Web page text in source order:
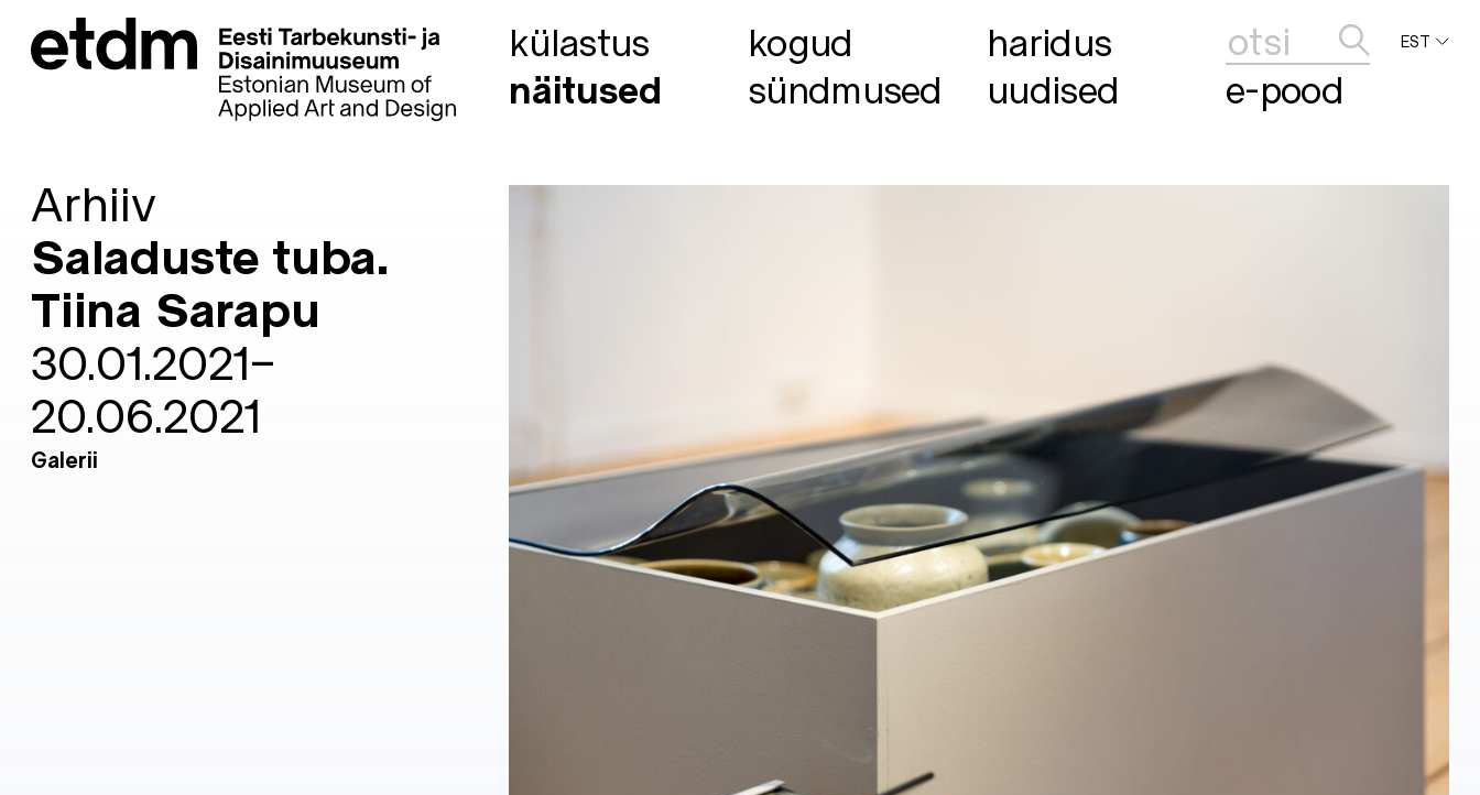
külastus
näitused
kogud
sündmused
haridus
uudised
EST
e-pood
Arhiiv
Saladuste tuba.
Tiina Sarapu
30.01.2021–
20.06.2021
Galerii